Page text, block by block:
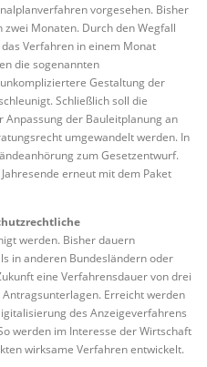
vorgesehen. Bisher
Monaten. Durch den Wegfall
Verfahren in einem Monat
die sogenannten
Gestaltung der
Schließlich soll die
der Bauleitplanung an
umgewandelt werden. In
zum Gesetzentwurf.
erneut mit dem Paket
werden. Bisher dauern
in anderen Bundesländern oder
eine Verfahrensdauer von drei
Erreicht werden
des Anzeigeverfahrens
werden im Interesse der Wirtschaft
wirksame Verfahren entwickelt.